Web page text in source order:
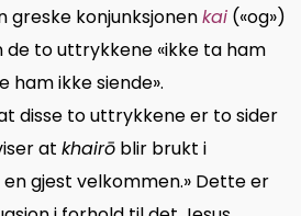
greske konjunksjonenkai(«og»)
to uttrykkene «ikke ta ham
ham ikke siende».
disse to uttrykkene er to sider
at khairōblir brukt i
gjest velkommen.» Dette er